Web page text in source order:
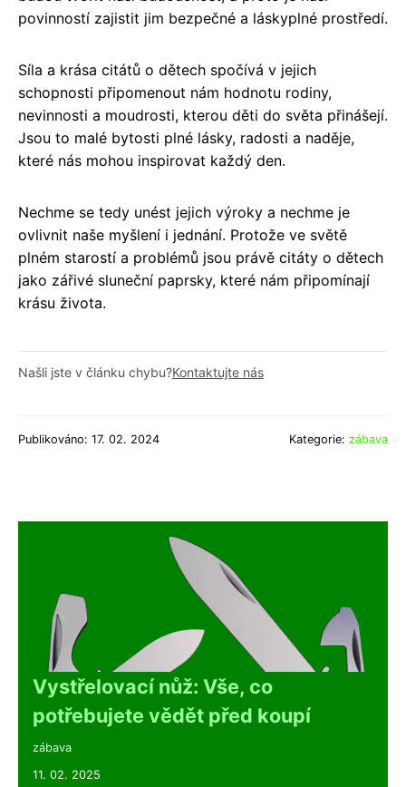
povinností zajistit jim bezpečné a láskyplné prostředí.
Síla a krása citátů o dětech spočívá v jejich
schopnosti připomenout nám hodnotu rodiny,
nevinnosti a moudrosti, kterou děti do světa přinášejí.
Jsou to malé bytosti plné lásky, radosti a naděje,
které nás mohou inspirovat každý den.
Nechme se tedy unést jejich výroky a nechme je
ovlivnit naše myšlení i jednání. Protože ve světě
plném starostí a problémů jsou právě citáty o dětech
jako zářivé sluneční paprsky, které nám připomínají
krásu života.
Našli jste v článku chybu?Kontaktujte nás
Publikováno: 17. 02. 2024 Kategorie: zábava
Vystřelovací nůž: Vše, co
potřebujete vědět před koupí
zábava
11. 02. 2025